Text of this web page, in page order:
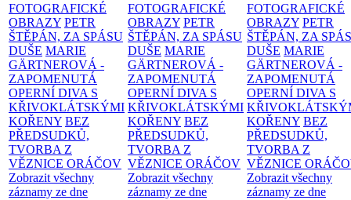
FOTOGRAFICKÉ
OBRAZY PETR
ŠTĚPÁN, ZA SPÁSU
DUŠE MARIE
GÄRTNEROVÁ -
ZAPOMENUTÁ
OPERNÍ DIVA S
KŘIVOKLÁTSKÝMI
KOŘENY BEZ
PŘEDSUDKŮ,
TVORBA Z
VĚZNICE ORÁČOV
Zobrazit všechny
záznamy ze dne
FOTOGRAFICKÉ
OBRAZY PETR
ŠTĚPÁN, ZA SPÁSU
DUŠE MARIE
GÄRTNEROVÁ -
ZAPOMENUTÁ
OPERNÍ DIVA S
KŘIVOKLÁTSKÝMI
KOŘENY BEZ
PŘEDSUDKŮ,
TVORBA Z
VĚZNICE ORÁČOV
Zobrazit všechny
záznamy ze dne
FOTOGRAFICKÉ
OBRAZY PETR
ŠTĚPÁN, ZA
DUŠE MARIE
GÄRTNEROVÁ -
ZAPOMENUTÁ
OPERNÍ DIVA S
KOŘENY BEZ
PŘEDSUDKŮ,
TVORBA Z
VĚZNICE
Zobrazit všechny
záznamy ze dne